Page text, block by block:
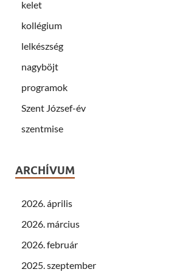
kelet
kollégium
lelkészség
nagyböjt
programok
Szent József-év
szentmise
ARCHÍVUM
2026. április
2026. március
2026. február
2025. szeptember